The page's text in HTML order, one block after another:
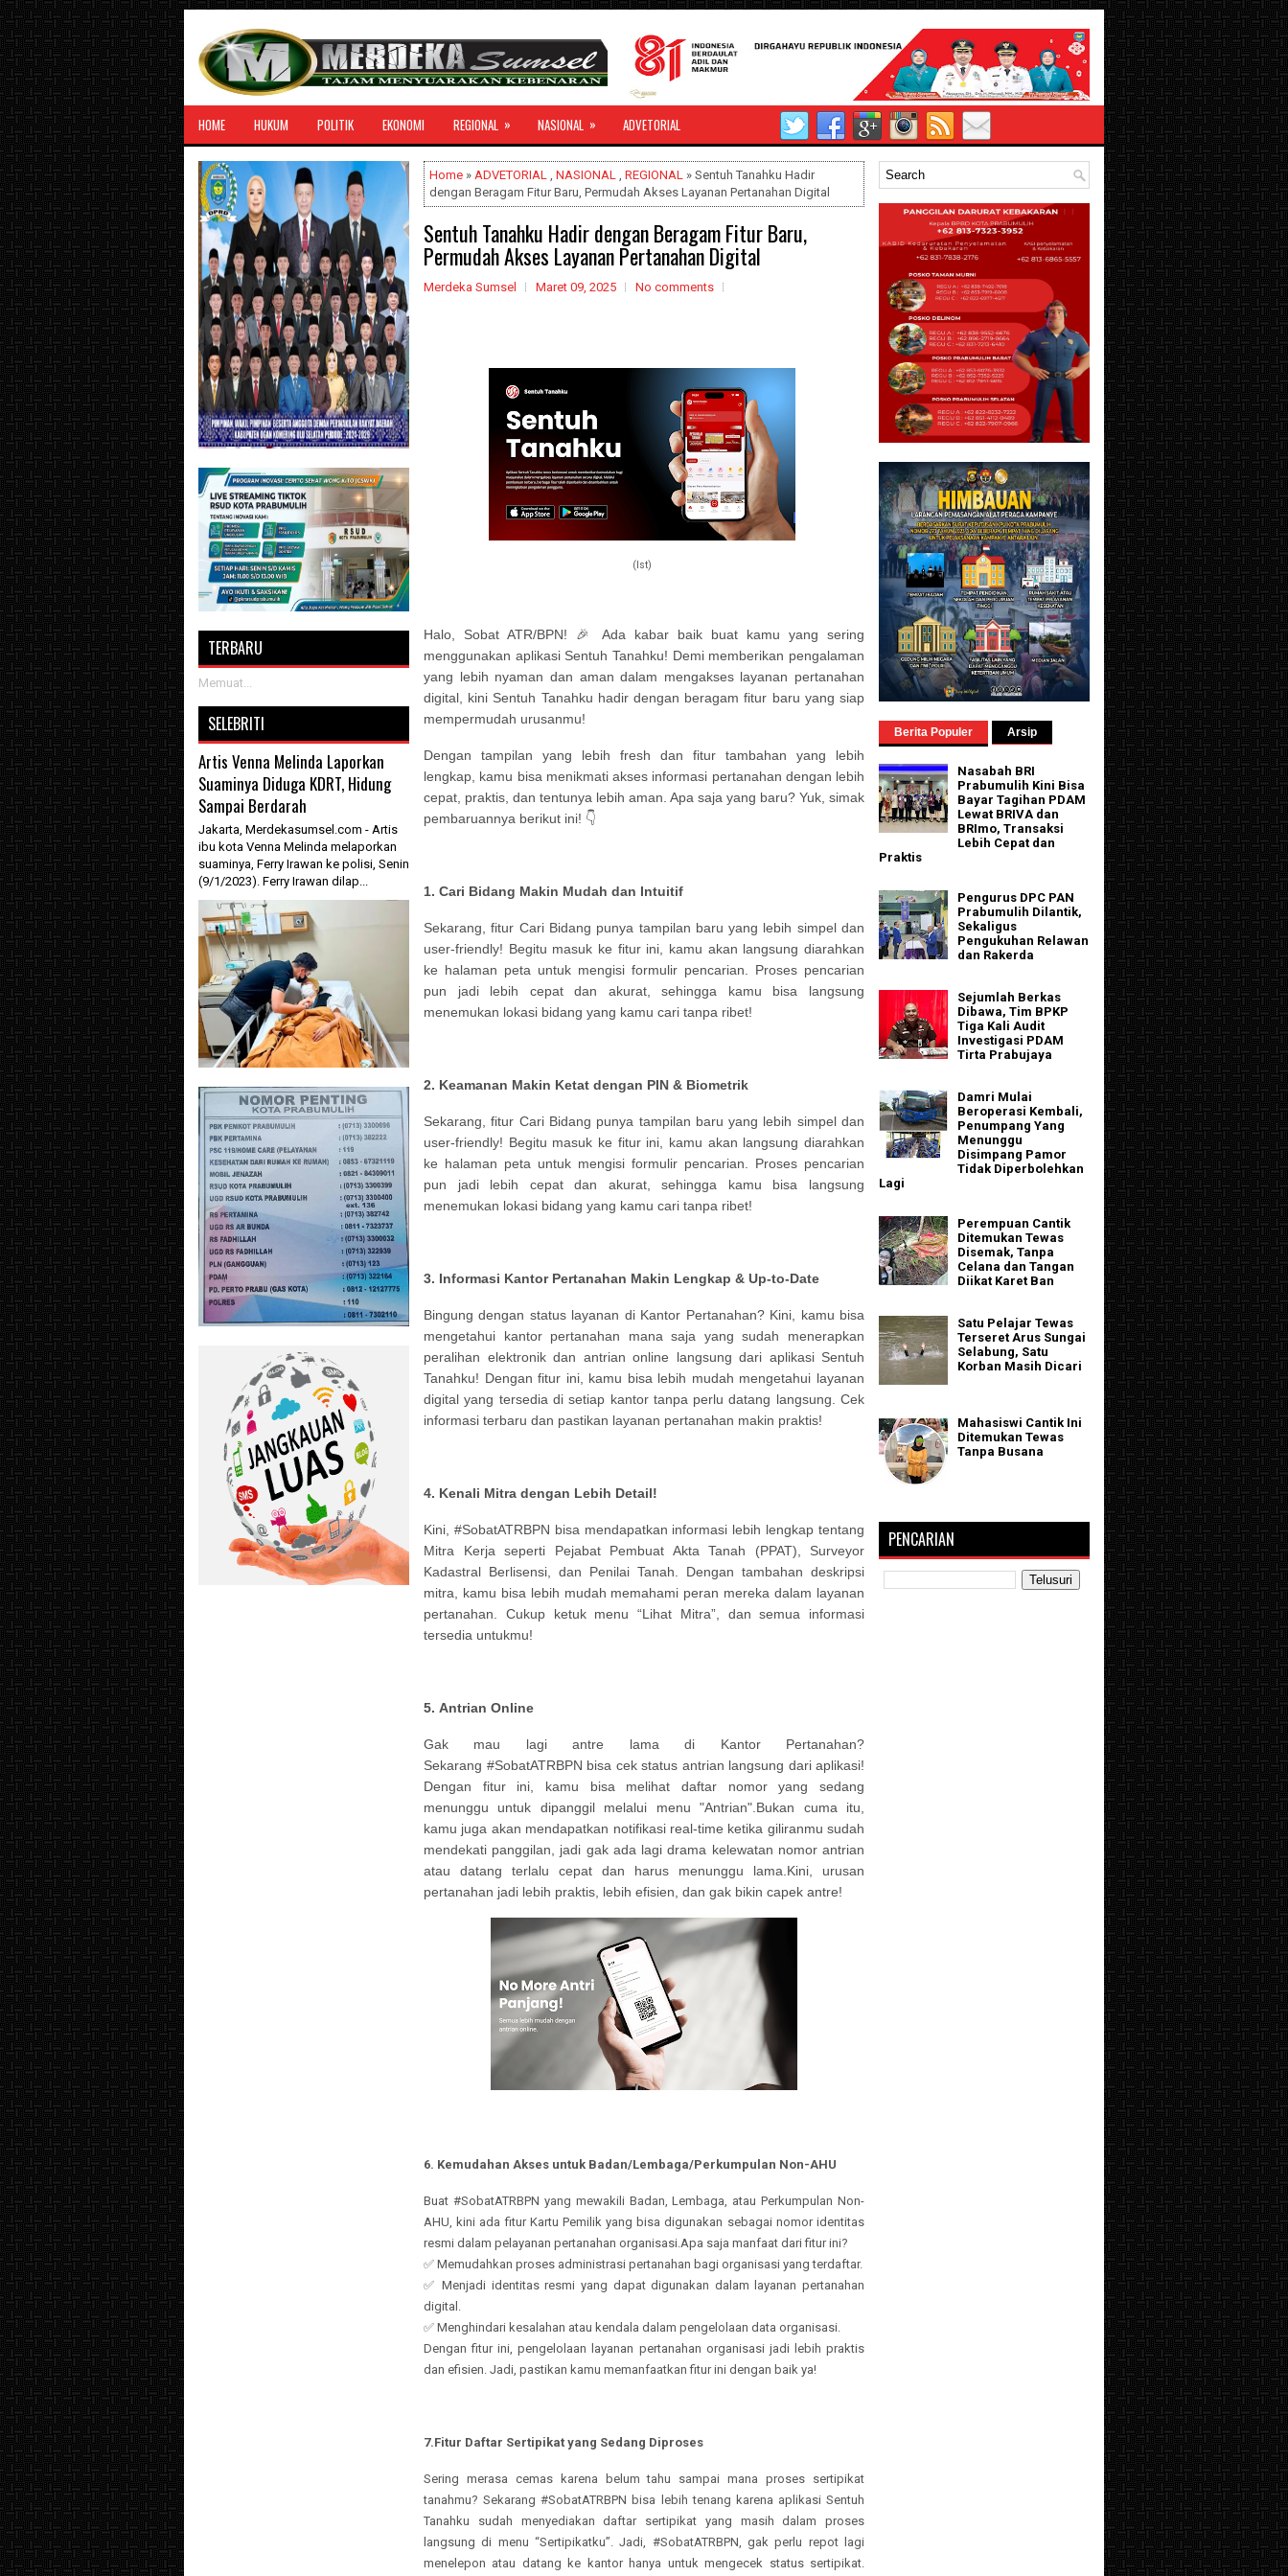
HOME HUKUM POLITIK EKONOMI REGIONAL » NASIONAL » ADVETORIAL
Home » ADVETORIAL , NASIONAL , REGIONAL » Sentuh Tanahku Hadir
dengan Beragam Fitur Baru, Permudah Akses Layanan Pertanahan Digital
Sentuh Tanahku Hadir dengan Beragam Fitur Baru,
Permudah Akses Layanan Pertanahan Digital
Merdeka Sumsel Maret 09, 2025 No comments
(Ist)
Halo, Sobat ATR/BPN! 🎉 Ada kabar baik buat kamu yang sering
menggunakan aplikasi Sentuh Tanahku! Demi memberikan pengalaman
yang lebih nyaman dan aman dalam mengakses layanan pertanahan
digital, kini Sentuh Tanahku hadir dengan beragam fitur baru yang siap
mempermudah urusanmu!
Dengan tampilan yang lebih fresh dan fitur tambahan yang lebih
lengkap, kamu bisa menikmati akses informasi pertanahan dengan lebih
cepat, praktis, dan tentunya lebih aman. Apa saja yang baru? Yuk, simak
pembaruannya berikut ini! 👇
1. Cari Bidang Makin Mudah dan Intuitif
​Sekarang, fitur Cari Bidang punya tampilan baru yang lebih simpel dan
user-friendly! Begitu masuk ke fitur ini, kamu akan langsung diarahkan
ke halaman peta untuk mengisi formulir pencarian. Proses pencarian
pun jadi lebih cepat dan akurat, sehingga kamu bisa langsung
menemukan lokasi bidang yang kamu cari tanpa ribet!​
2. Keamanan Makin Ketat dengan PIN & Biometrik
Sekarang, fitur Cari Bidang punya tampilan baru yang lebih simpel dan
user-friendly! Begitu masuk ke fitur ini, kamu akan langsung diarahkan
ke halaman peta untuk mengisi formulir pencarian. Proses pencarian
pun jadi lebih cepat dan akurat, sehingga kamu bisa langsung
menemukan lokasi bidang yang kamu cari tanpa ribet!​
3. Informasi Kantor Pertanahan Makin Lengkap & Up-to-Date
Bingung dengan status layanan di Kantor Pertanahan? Kini, kamu bisa
mengetahui kantor pertanahan mana saja yang sudah menerapkan
peralihan elektronik dan antrian online langsung dari aplikasi Sentuh
Tanahku! Dengan fitur ini, kamu bisa lebih mudah mengetahui layanan
digital yang tersedia di setiap kantor tanpa perlu datang langsung. Cek
informasi terbaru dan pastikan layanan pertanahan makin praktis!
4. Kenali Mitra dengan Lebih Detail!
Kini, #SobatATRBPN bisa mendapatkan informasi lebih lengkap tentang
Mitra Kerja seperti Pejabat Pembuat Akta Tanah (PPAT), Surveyor
Kadastral Berlisensi, dan Penilai Tanah. Dengan tambahan deskripsi
mitra, kamu bisa lebih mudah memahami peran mereka dalam layanan
pertanahan. Cukup ketuk menu “Lihat Mitra”, dan semua informasi
tersedia untukmu!
5. Antrian Online
Gak mau lagi antre lama di Kantor Pertanahan?
Sekarang #SobatATRBPN bisa cek status antrian langsung dari aplikasi!
Dengan fitur ini, kamu bisa melihat daftar nomor yang sedang
menunggu untuk dipanggil melalui menu "Antrian".Bukan cuma itu,
kamu juga akan mendapatkan notifikasi real-time ketika giliranmu sudah
mendekati panggilan, jadi gak ada lagi drama kelewatan nomor antrian
atau datang terlalu cepat dan harus menunggu lama.Kini, urusan
pertanahan jadi lebih praktis, lebih efisien, dan gak bikin capek antre!
6. Kemudahan Akses untuk Badan/Lembaga/Perkumpulan Non-AHU
Buat #SobatATRBPN yang mewakili Badan, Lembaga, atau Perkumpulan Non-
AHU, kini ada fitur Kartu Pemilik yang bisa digunakan sebagai nomor identitas
resmi dalam pelayanan pertanahan organisasi.Apa saja manfaat dari fitur ini?
✅ Memudahkan proses administrasi pertanahan bagi organisasi yang terdaftar.
✅ Menjadi identitas resmi yang dapat digunakan dalam layanan pertanahan
digital.
✅ Menghindari kesalahan atau kendala dalam pengelolaan data organisasi.
Dengan fitur ini, pengelolaan layanan pertanahan organisasi jadi lebih praktis
dan efisien. Jadi, pastikan kamu memanfaatkan fitur ini dengan baik ya!
7.Fitur Daftar Sertipikat yang Sedang Diproses
Sering merasa cemas karena belum tahu sampai mana proses sertipikat
tanahmu? Sekarang #SobatATRBPN bisa lebih tenang karena aplikasi Sentuh
Tanahku sudah menyediakan daftar sertipikat yang masih dalam proses
langsung di menu “Sertipikatku”. Jadi, #SobatATRBPN, gak perlu repot lagi
menelepon atau datang ke kantor hanya untuk mengecek status sertipikat.
TERBARU
Memuat...
SELEBRITI
Artis Venna Melinda Laporkan
Suaminya Diduga KDRT, Hidung
Sampai Berdarah
Jakarta, Merdekasumsel.com - Artis
ibu kota Venna Melinda melaporkan
suaminya, Ferry Irawan ke polisi, Senin
(9/1/2023). Ferry Irawan dilap...
Berita Populer Arsip
Nasabah BRI
Prabumulih Kini Bisa
Bayar Tagihan PDAM
Lewat BRIVA dan
BRImo, Transaksi
Lebih Cepat dan
Praktis
Pengurus DPC PAN
Prabumulih Dilantik,
Sekaligus
Pengukuhan Relawan
dan Rakerda
Sejumlah Berkas
Dibawa, Tim BPKP
Tiga Kali Audit
Investigasi PDAM
Tirta Prabujaya
Damri Mulai
Beroperasi Kembali,
Penumpang Yang
Menunggu
Disimpang Pamor
Tidak Diperbolehkan
Lagi
Perempuan Cantik
Ditemukan Tewas
Disemak, Tanpa
Celana dan Tangan
Diikat Karet Ban
Satu Pelajar Tewas
Terseret Arus Sungai
Selabung, Satu
Korban Masih Dicari
Mahasiswi Cantik Ini
Ditemukan Tewas
Tanpa Busana
PENCARIAN